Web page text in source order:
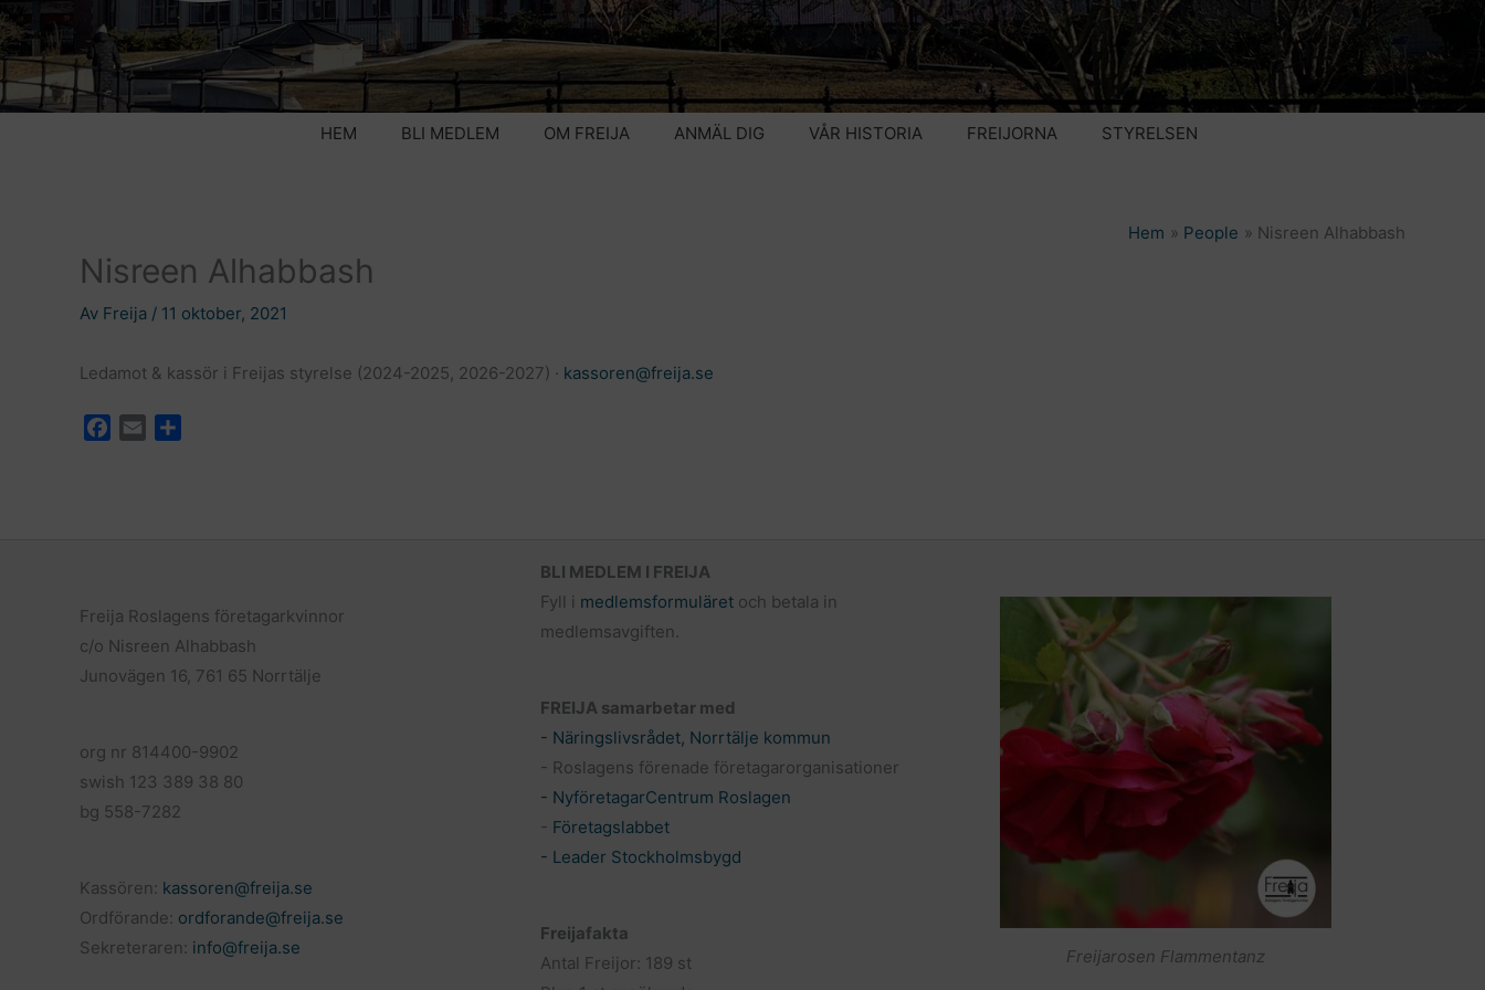
HEM BLI MEDLEM OM FREIJA ANMÄL DIG VÅR HISTORIA FREIJORNA STYRELSEN
Hem People Nisreen Alhabbash
Nisreen Alhabbash
Av Freija / 11 oktober, 2021
Ledamot & kassör i Freijas styrelse (2024-2025, 2026-2027) · kassoren@freija.se
k
Freija Roslagens företagarkvinnor
c/o Nisreen Alhabbash
Junovägen 16, 761 65 Norrtälje
org nr 814400-9902
swish 123 389 38 80
bg 558-7282
Kassören: kassoren@freija.se
Ordförande: ordforande@freija.se
Sekreteraren: info@freija.se
BLI MEDLEM I FREIJA
Fyll i medlemsformuläretoch betala in
medlemsavgiften.
FREIJA samarbetar med
- Näringslivsrådet, Norrtälje kommun
- Roslagens förenade företagarorganisationer
- NyföretagarCentrum Roslagen
- Företagslabbet
- Leader Stockholmsbygd
Freijafakta
Antal Freijor: 189 st
Freijarosen Flammentanz